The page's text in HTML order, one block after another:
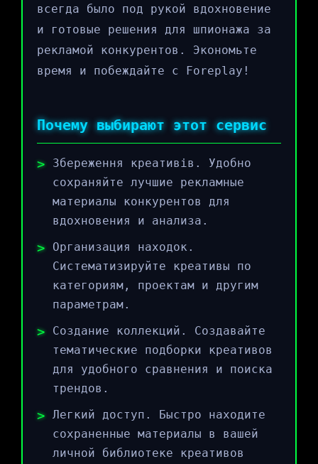
всегда было под рукой вдохновение
и готовые решения для шпионажа за
рекламой конкурентов. Экономьте
время и побеждайте с Foreplay!
Почему выбирают этот сервис
Збереження креативів. Удобно
сохраняйте лучшие рекламные
материалы конкурентов для
вдохновения и анализа.
Организация находок.
Систематизируйте креативы по
категориям, проектам и другим
параметрам.
Создание коллекций. Создавайте
тематические подборки креативов
для удобного сравнения и поиска
трендов.
Легкий доступ. Быстро находите
сохраненные материалы в вашей
личной библиотеке креативов